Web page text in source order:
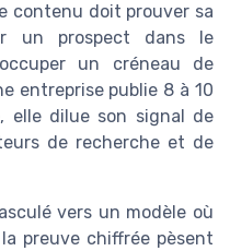
contenu doit prouver sa
un prospect dans le
un créneau de
entreprise publie 8 à 10
elle dilue son signal de
de recherche et de
vers un modèle où
preuve chiffrée pèsent